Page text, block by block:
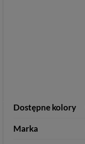
Dostępne kolory
Marka